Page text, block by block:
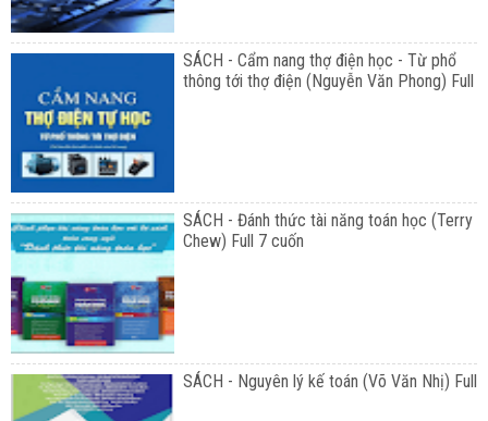
SÁCH - Cẩm nang thợ điện học - Từ phổ
thông tới thợ điện (Nguyễn Văn Phong) Full
SÁCH - Đánh thức tài năng toán học (Terry
Chew) Full 7 cuốn
SÁCH - Nguyên lý kế toán (Võ Văn Nhị) Full